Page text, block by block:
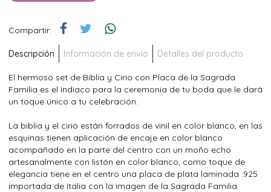
Compartir:
Descripción Información de envío Detalles del producto
El hermoso set de Biblia y Cirio con Placa de la Sagrada
Familia es el indiaco para la ceremonia de tu boda que le dará
un toque único a tu celebración.
La biblia y el cirio están forrados de vinil en color blanco, en las
esquinas tienen aplicación de encaje en color blanco
acompañado en la parte del centro con un moño echo
artesanalmente con listón en color blanco, como toque de
elegancia tiene en el centro una placa de plata laminada .925
importada de Italia con la imagen de la Sagrada Familia.